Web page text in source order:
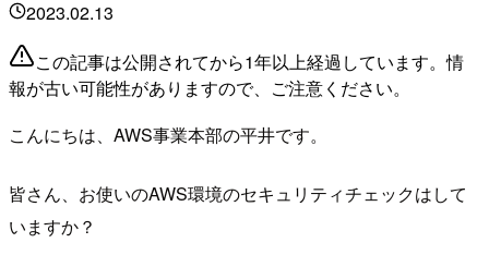
2023.02.13
この記事は公開されてから1年以上経過しています。情
報が古い可能性がありますので、ご注意ください。
こんにちは、AWS事業本部の平井です。
皆さん、お使いのAWS環境のセキュリティチェックはして
いますか？